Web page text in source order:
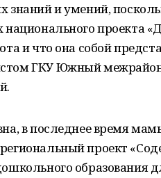
знаний и умений,
национального проекта
и что она собой
ГКУ Южный
в последнее время
проект
образования